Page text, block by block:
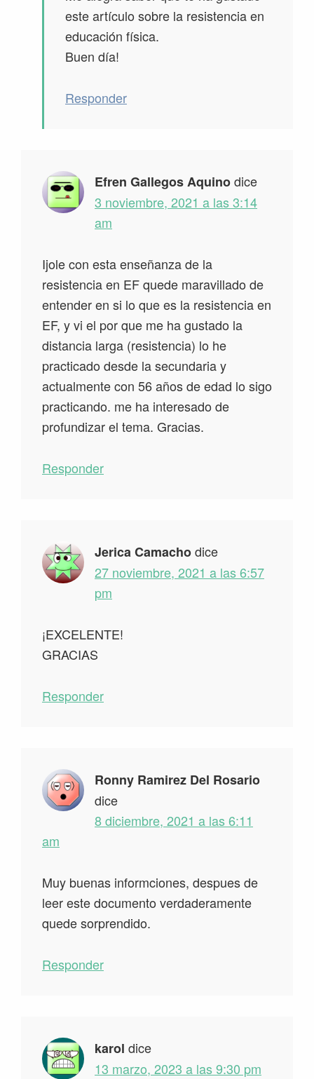
este artículo sobre la resistencia en
educación física.
Buen día!
Responder
Efren Gallegos Aquinodice
3 noviembre, 2021 a las 3:14
am
Ijole con esta enseñanza de la
resistencia en EF quede maravillado de
entender en si lo que es la resistencia en
EF, y vi el por que me ha gustado la
distancia larga (resistencia) lo he
practicado desde la secundaria y
actualmente con 56 años de edad lo sigo
practicando. me ha interesado de
profundizar el tema. Gracias.
Responder
Jerica Camachodice
27 noviembre, 2021 a las 6:57
pm
¡EXCELENTE!
GRACIAS
Responder
Ronny Ramirez Del Rosario
dice
8 diciembre, 2021 a las 6:11
am
Muy buenas informciones, despues de
leer este documento verdaderamente
quede sorprendido.
Responder
karol dice
13 marzo, 2023 a las 9:30 pm